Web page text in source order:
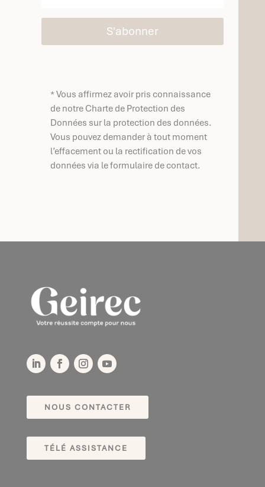
S'abonner
* Vous affirmez avoir pris connaissance
de notre Charte de Protection des
Données sur la protection des données.
Vous pouvez demander à tout moment
l’effacement ou la rectification de vos
données via le formulaire de contact.
NOUS CONTACTER
TÉLÉ ASSISTANCE